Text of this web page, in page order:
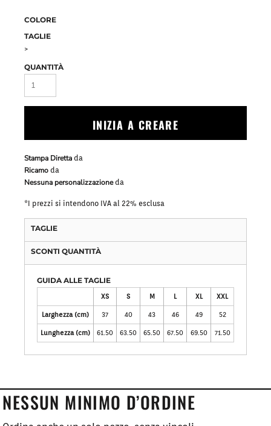
COLORE
TAGLIE
>
QUANTITÀ
INIZIA A CREARE
Stampa Diretta da
Ricamo da
Nessuna personalizzazioneda
*I prezzi si intendono IVA al 22% esclusa
TAGLIE
SCONTI QUANTITÀ
GUIDA ALLE TAGLIE
XS S M L XL XXL
Larghezza (cm) 37 40 43 46 49 52
Lunghezza (cm) 61.50 63.50 65.50 67.50 69.50 71.50
NESSUN MINIMO D’ORDINE